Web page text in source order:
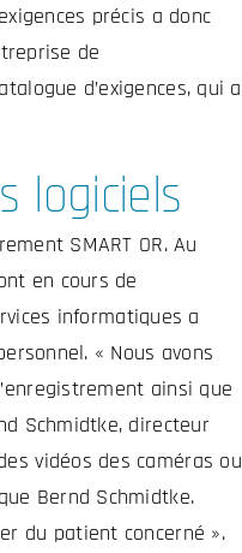
précis a donc
de
d’exigences, qui a
logiciels
SMART OR. Au
en cours de
informatiques a
« Nous avons
ainsi que
Schmidtke, directeur
vidéos des caméras ou
Bernd Schmidtke.
du patient concerné ».